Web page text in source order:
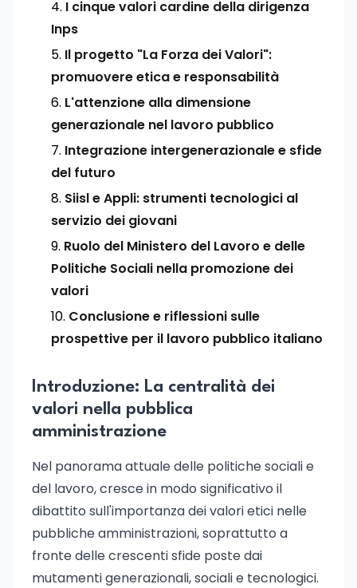
I cinque valori cardine della dirigenza
Inps
Il progetto "La Forza dei Valori":
promuovere etica e responsabilità
L'attenzione alla dimensione
generazionale nel lavoro pubblico
Integrazione intergenerazionale e sfide
del futuro
Siisl e Appli: strumenti tecnologici al
servizio dei giovani
Ruolo del Ministero del Lavoro e delle
Politiche Sociali nella promozione dei
valori
Conclusione e riflessioni sulle
prospettive per il lavoro pubblico italiano
Introduzione: La centralità dei
valori nella pubblica
amministrazione
Nel panorama attuale delle politiche sociali e
del lavoro, cresce in modo significativo il
dibattito sull'importanza dei valori etici nelle
pubbliche amministrazioni, soprattutto a
fronte delle crescenti sfide poste dai
mutamenti generazionali, sociali e tecnologici.